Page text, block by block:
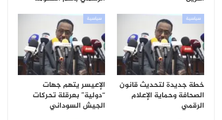
سياسية
خطة جديدة لتحديث قانون
الصحافة وحماية الإعلام
الرقمي
سياسية
الإعيسر يتهم جهات
“دولية” بعرقلة تحركات
الجيش السوداني